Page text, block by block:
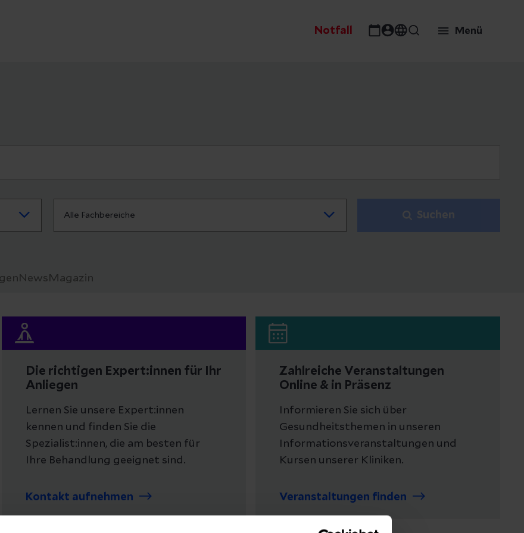
Notfall Menü
Suchen
News Magazin
Die richtigen Expert:innen für Ihr
Anliegen
Lernen Sie unsere Expert:innen
kennen und finden Sie die
Spezialist:innen, die am besten für
Ihre Behandlung geeignet sind.
Kontakt aufnehmen
Zahlreiche Veranstaltungen
Online & in Präsenz
Informieren Sie sich über
Gesundheitsthemen in unseren
Informationsveranstaltungen und
Kursen unserer Kliniken.
Veranstaltungen finden